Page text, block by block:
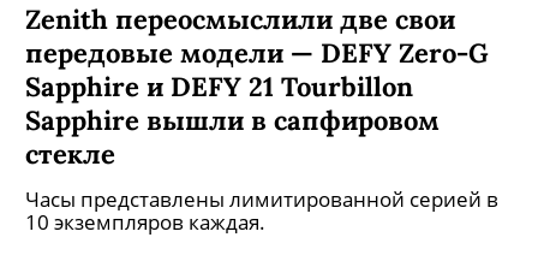
Zenith переосмыслили две свои
передовые модели — DEFY Zero-G
Sapphire и DEFY 21 Tourbillon
Sapphire вышли в сапфировом
стекле
Часы представлены лимитированной серией в
10 экземпляров каждая.